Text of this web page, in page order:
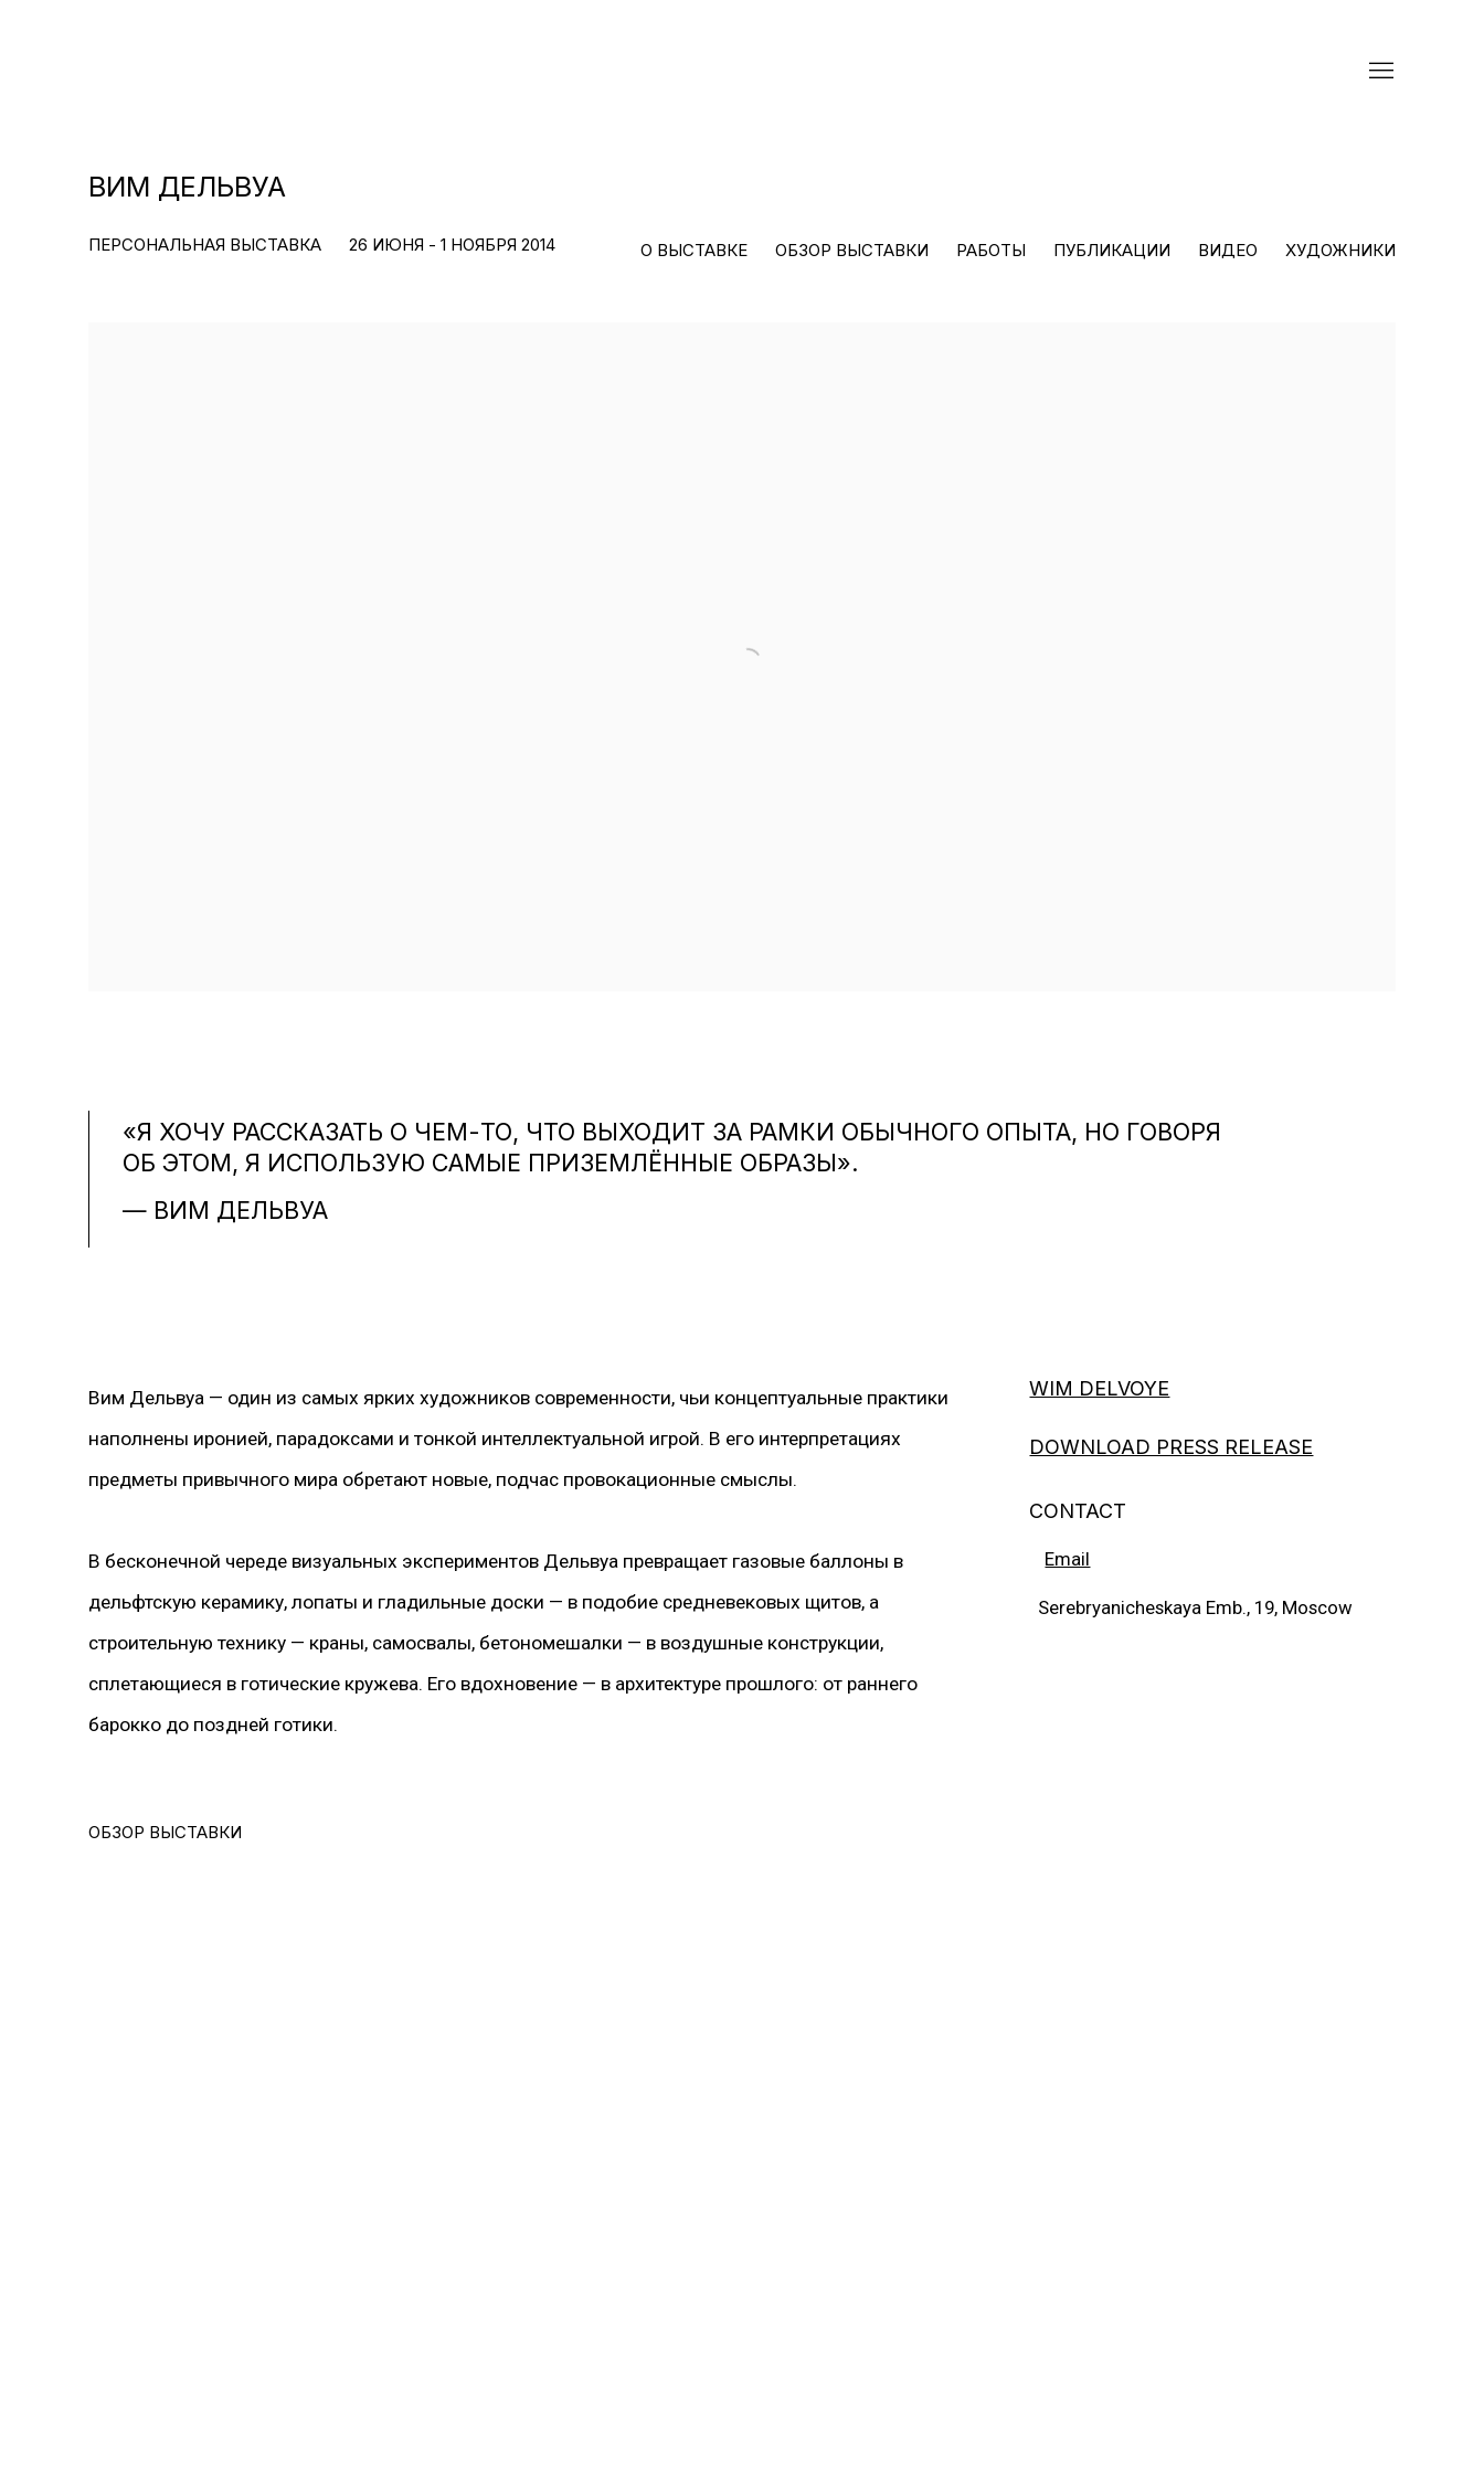
ВИМ ДЕЛЬВУА
ПЕРСОНАЛЬНАЯ ВЫСТАВКА 26 ИЮНЯ - 1 НОЯБРЯ 2014 О ВЫСТАВКЕ ОБЗОР ВЫСТАВКИ РАБОТЫ ПУБЛИКАЦИИ ВИДЕО ХУДОЖНИКИ
«Я ХОЧУ РАССКАЗАТЬ О ЧЕМ-ТО, ЧТО ВЫХОДИТ ЗА РАМКИ ОБЫЧНОГО ОПЫТА, НО ГОВОРЯ
ОБ ЭТОМ, Я ИСПОЛЬЗУЮ САМЫЕ ПРИЗЕМЛЁННЫЕ ОБРАЗЫ».
— ВИМ ДЕЛЬВУА
WIM DELVOYE
DOWNLOAD PRESS RELEASE
CONTACT
Email
Serebryanicheskaya Emb., 19, Moscow
Вим Дельвуа — один из самых ярких художников современности, чьи концептуальные практики
наполнены иронией, парадоксами и тонкой интеллектуальной игрой. В его интерпретациях
предметы привычного мира обретают новые, подчас провокационные смыслы.
В бесконечной череде визуальных экспериментов Дельвуа превращает газовые баллоны в
дельфтскую керамику, лопаты и гладильные доски — в подобие средневековых щитов, а
строительную технику — краны, самосвалы, бетономешалки — в воздушные конструкции,
сплетающиеся в готические кружева. Его вдохновение — в архитектуре прошлого: от раннего
барокко до поздней готики.
ОБЗОР ВЫСТАВКИ